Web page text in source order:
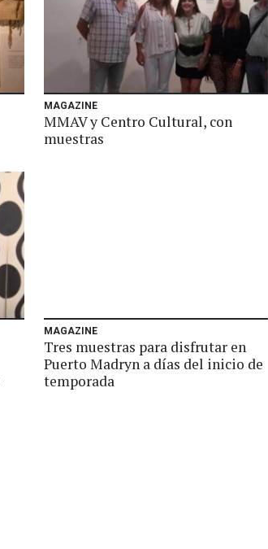
MAGAZINE
MMAV y Centro Cultural, con
muestras
MAGAZINE
Tres muestras para disfrutar en
Puerto Madryn a días del inicio de
temporada